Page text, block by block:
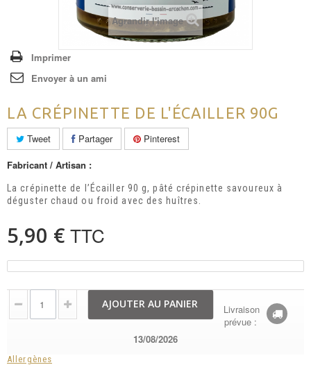
Agrandir l'image
Imprimer
Envoyer à un ami
LA CRÉPINETTE DE L'ÉCAILLER 90G
Tweet Partager
Pinterest
Fabricant / Artisan :
La crépinette de l’Écailler 90 g, pâté crépinette savoureux à
déguster chaud ou froid avec des huîtres.
5,90 € TTC
AJOUTER AU PANIER
Livraison
prévue :
13/08/2026
Allergènes